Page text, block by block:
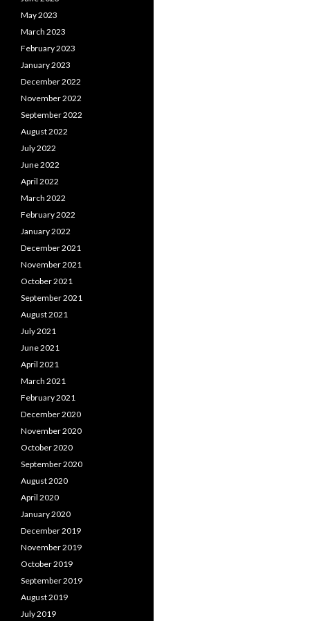
May 2023
March 2023
February 2023
January 2023
December 2022
November 2022
September 2022
August 2022
July 2022
June 2022
April 2022
March 2022
February 2022
January 2022
December 2021
November 2021
October 2021
September 2021
August 2021
July 2021
June 2021
April 2021
March 2021
February 2021
December 2020
November 2020
October 2020
September 2020
August 2020
April 2020
January 2020
December 2019
November 2019
October 2019
September 2019
August 2019
July 2019